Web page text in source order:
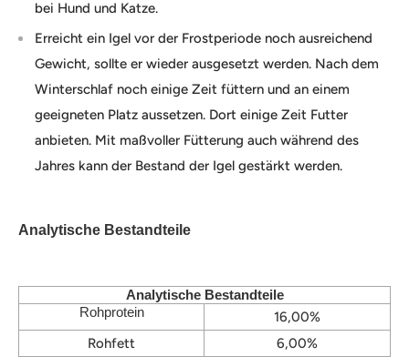
bei Hund und Katze.
Erreicht ein Igel vor der Frostperiode noch ausreichend
Gewicht, sollte er wieder ausgesetzt werden. Nach dem
Winterschlaf noch einige Zeit füttern und an einem
geeigneten Platz aussetzen. Dort einige Zeit Futter
anbieten. Mit maßvoller Fütterung auch während des
Jahres kann der Bestand der Igel gestärkt werden.
Analytische Bestandteile
Analytische Bestandteile
Rohprotein
16,00%
Rohfett
6,00%